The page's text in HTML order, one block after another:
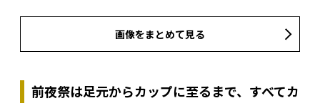
画像をまとめて見る
前夜祭は足元からカップに至るまで、すべてカ